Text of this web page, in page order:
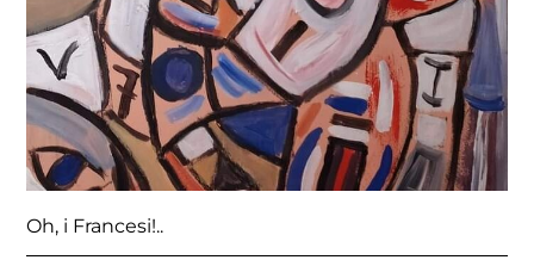
Oh, i Francesi!..